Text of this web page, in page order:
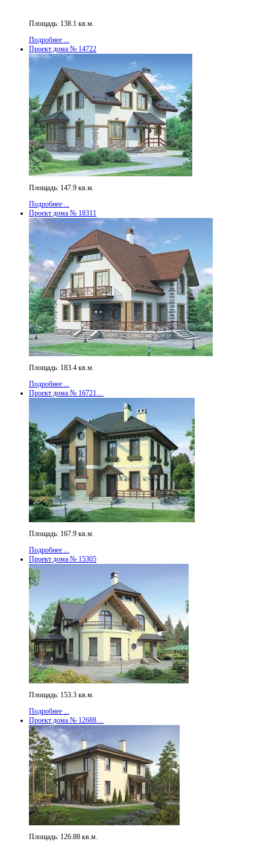
Площадь: 138.1 кв.м.
Подробнее ...
Проект дома № 14722
Площадь: 147.9 кв.м.
Подробнее ...
Проект дома № 18311
Площадь: 183.4 кв.м.
Подробнее ...
Проект дома № 16721…
Площадь: 167.9 кв.м.
Подробнее ...
Проект дома № 15305
Площадь: 153.3 кв.м.
Подробнее ...
Проект дома № 12688…
Площадь: 126.88 кв.м.